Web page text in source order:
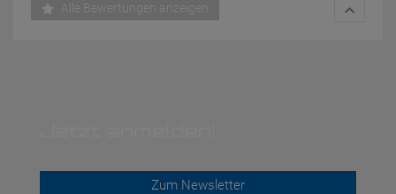
Alle Bewertungen anzeigen
Zum Newsletter